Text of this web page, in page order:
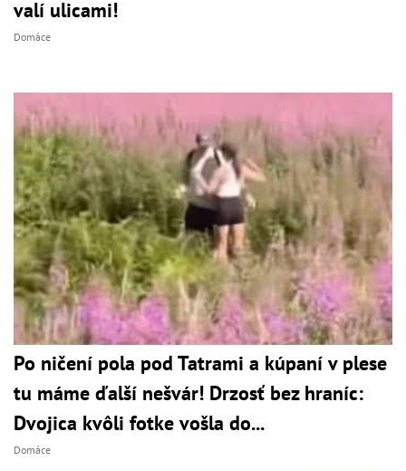
valí ulicami!
Domáce
Po ničení pola pod Tatrami a kúpaní v plese
tu máme ďalší nešvár! Drzosť bez hraníc:
Dvojica kvôli fotke vošla do...
Domáce